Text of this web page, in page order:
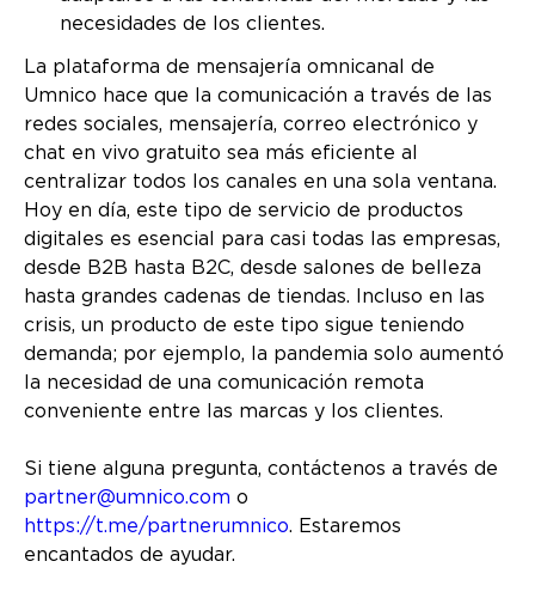
necesidades de los clientes.
La plataforma de mensajería omnicanal de
Umnico hace que la comunicación a través de las
redes sociales, mensajería, correo electrónico y
chat en vivo gratuito sea más eficiente al
centralizar todos los canales en una sola ventana.
Hoy en día, este tipo de servicio de productos
digitales es esencial para casi todas las empresas,
desde B2B hasta B2C, desde salones de belleza
hasta grandes cadenas de tiendas. Incluso en las
crisis, un producto de este tipo sigue teniendo
demanda; por ejemplo, la pandemia solo aumentó
la necesidad de una comunicación remota
conveniente entre las marcas y los clientes.
Si tiene alguna pregunta, contáctenos a través de
partner@umnico.com o
https://t.me/partnerumnico. Estaremos
encantados de ayudar.